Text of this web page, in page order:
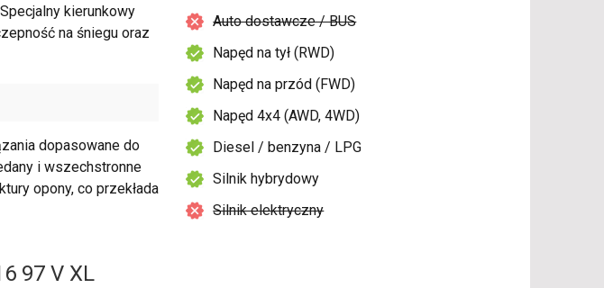
kierunkowy
na śniegu oraz
dopasowane do
i wszechstronne
opony, co przekłada
Auto dostawcze / BUS
Napęd na tył (RWD)
Napęd na przód (FWD)
Napęd 4x4 (AWD, 4WD)
Diesel / benzyna / LPG
Silnik hybrydowy
Silnik elektryczny
97 V XL